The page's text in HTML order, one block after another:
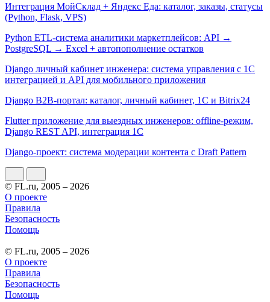
Интеграция МойСклад + Яндекс Еда: каталог, заказы, статусы
(Python, Flask, VPS)
Python ETL-система аналитики маркетплейсов: API →
PostgreSQL → Excel + автопополнение остатков
Django личный кабинет инженера: система управления с 1С
интеграцией и API для мобильного приложения
Django B2B-портал: каталог, личный кабинет, 1С и Bitrix24
Flutter приложение для выездных инженеров: offline-режим,
Django REST API, интеграция 1С
Django-проект: система модерации контента с Draft Pattern
© FL.ru, 2005 – 2026
О проекте
Правила
Безопасность
Помощь
© FL.ru, 2005 – 2026
О проекте
Правила
Безопасность
Помощь